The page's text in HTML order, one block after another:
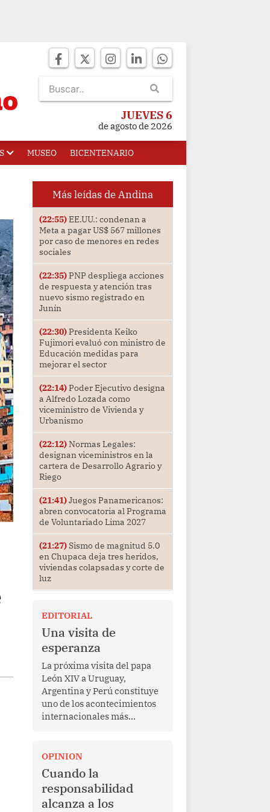
JUEVES 6
de agosto de 2026
MUSEO BICENTENARIO
Más leídas de Andina
(22:55)EE.UU.: condenan a
Meta a pagar US$ 567 millones
por caso de menores en redes
sociales
(22:35)PNP despliega acciones
de respuesta y atención tras
nuevo sismo registrado en
Junín
(22:30)Presidenta Keiko
Fujimori evaluó con ministro de
Educación medidas para
mejorar el sector
(22:14)Poder Ejecutivo designa
a Alfredo Lozada como
viceministro de Vivienda y
Urbanismo
(22:12)Normas Legales:
designan viceministros en la
cartera de Desarrollo Agrario y
Riego
(21:41)Juegos Panamericanos:
abren convocatoria al Programa
de Voluntariado Lima 2027
(21:27)Sismo de magnitud 5.0
en Chupaca deja tres heridos,
viviendas colapsadas y corte de
luz
EDITORIAL
Una visita de
esperanza
La próxima visita del papa
León XIV a Uruguay,
Argentina y Perú constituye
uno de los acontecimientos
internacionales más
Más allá de su dimensión
religiosa, esta gira
representa una oportunidad
para reafirmar el valor del
diálogo, fortalecer los
OPINION
Cuando la
responsabilidad
alcanza a los